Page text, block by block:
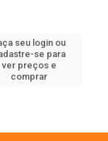
seu login ou
se para
ver preços e
comprar